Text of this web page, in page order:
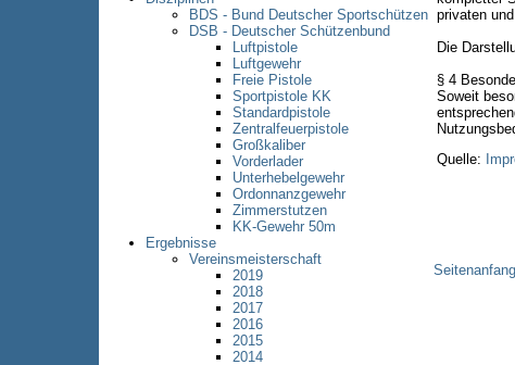
BDS - Bund Deutscher Sportschützen
DSB - Deutscher Schützenbund
Luftpistole
Luftgewehr
Freie Pistole
Sportpistole KK
Standardpistole
Zentralfeuerpistole
Großkaliber
Vorderlader
Unterhebelgewehr
Ordonnanzgewehr
Zimmerstutzen
KK-Gewehr 50m
Ergebnisse
Vereinsmeisterschaft
2019
2018
2017
2016
2015
2014
privaten
Die
§ 4
Soweit
Quelle:
Seitenanfang